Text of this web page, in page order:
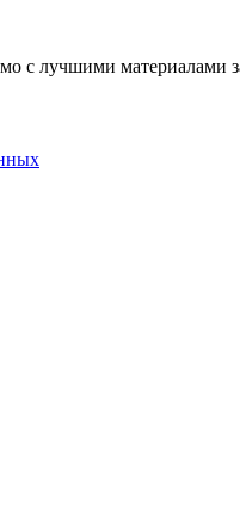
с лучшими материалами